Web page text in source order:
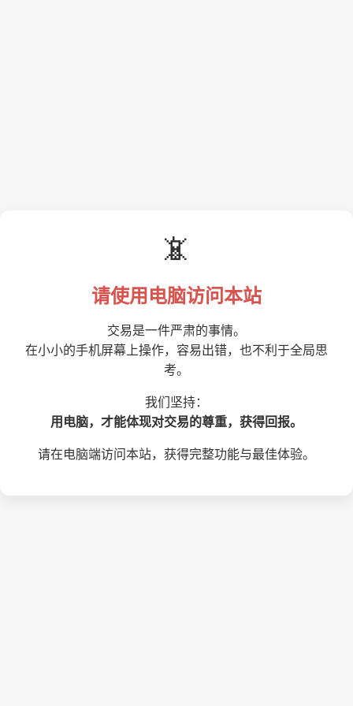
📵
请使用电脑访问本站
交易是一件严肃的事情。
在小小的手机屏幕上操作，容易出错，也不利于全局思
考。
我们坚持：
用电脑，才能体现对交易的尊重，获得回报。
请在电脑端访问本站，获得完整功能与最佳体验。